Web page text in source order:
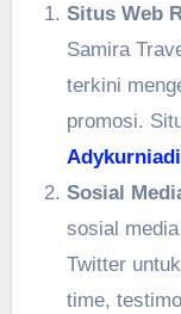
Situs Web
Samira
terkini
promosi.
Sosial
sosial
Twitter
time,